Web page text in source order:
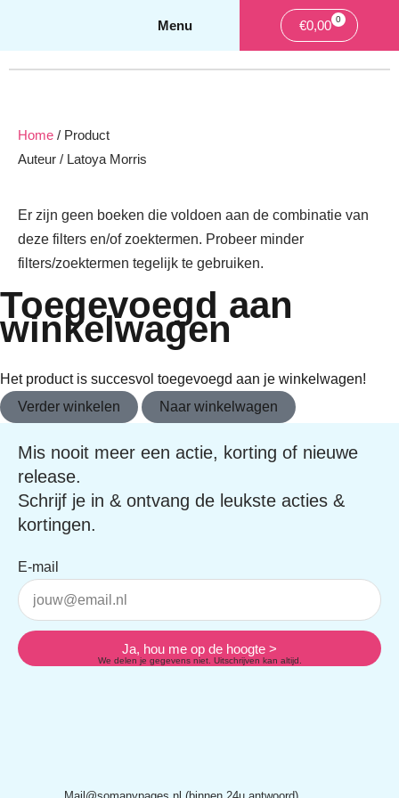
€0,00 0
Home / Product
Auteur / Latoya Morris
Er zijn geen boeken die voldoen aan de combinatie van
deze filters en/of zoektermen. Probeer minder
filters/zoektermen tegelijk te gebruiken.
Toegevoegd aan
winkelwagen
Het product is succesvol toegevoegd aan je winkelwagen!
Verder winkelen
Naar winkelwagen
Mis nooit meer een actie, korting of nieuwe
release.
Schrijf je in & ontvang de leukste acties &
kortingen.
E-mail
Ja, hou me op de hoogte >
We delen je gegevens niet. Uitschrijven kan altijd.